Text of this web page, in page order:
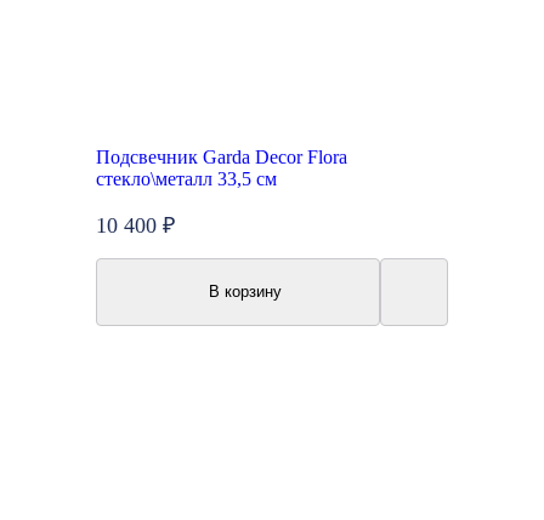
Подсвечник Garda Decor Flora
стекло\металл 33,5 см
10 400 ₽
В корзину